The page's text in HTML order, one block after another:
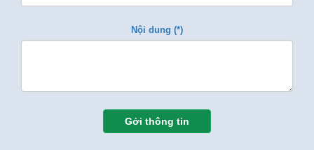
Nội dung (*)
Gởi thông tin